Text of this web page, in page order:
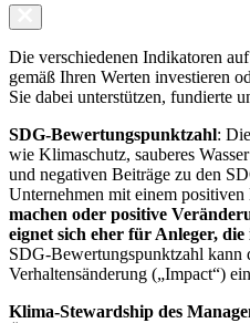
Die verschiedenen Indikatoren
gemäß Ihren Werten investieren
Sie dabei unterstützen, fundierte
SDG-Bewertungspunktzahl:
wie Klimaschutz, sauberes
und negativen Beiträge zu den
Unternehmen mit einem
machen oder positive
eignet sich eher für Anleger,
SDG-Bewertungspunktzahl kann
Verhaltensänderung („Impact“)
Klima-Stewardship des